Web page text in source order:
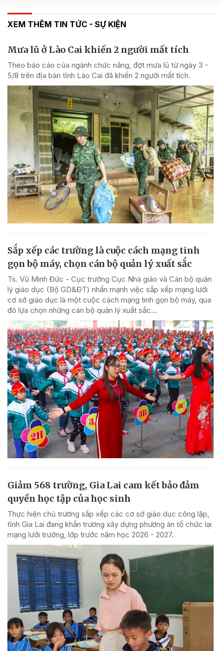
XEM THÊM TIN TỨC - SỰ KIỆN
Mưa lũ ở Lào Cai khiến 2 người mất tích
Theo báo cáo của ngành chức năng, đợt mưa lũ từ ngày 3 -
5/8 trên địa bàn tỉnh Lào Cai đã khiến 2 người mất tích.
Sắp xếp các trường là cuộc cách mạng tinh
gọn bộ máy, chọn cán bộ quản lý xuất sắc
Ts. Vũ Minh Đức - Cục trưởng Cục Nhà giáo và Cán bộ quản
lý giáo dục (Bộ GD&ĐT) nhấn mạnh việc sắp xếp mạng lưới
cơ sở giáo dục là một cuộc cách mạng tinh gọn bộ máy, qua
đó lựa chọn những cán bộ quản lý xuất sắc...
Giảm 568 trường, Gia Lai cam kết bảo đảm
quyền học tập của học sinh
Thực hiện chủ trương sắp xếp các cơ sở giáo dục công lập,
tỉnh Gia Lai đang khẩn trương xây dựng phương án tổ chức lại
mạng lưới trường, lớp trước năm học 2026 - 2027.